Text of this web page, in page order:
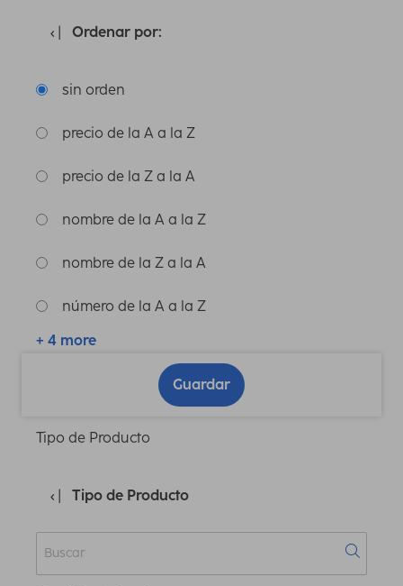
Ordenar por:
sin orden
precio de la A a la Z
precio de la Z a la A
nombre de la A a la Z
nombre de la Z a la A
número de la A a la Z
+ 4 more
Guardar
Tipo de Producto
Tipo de Producto